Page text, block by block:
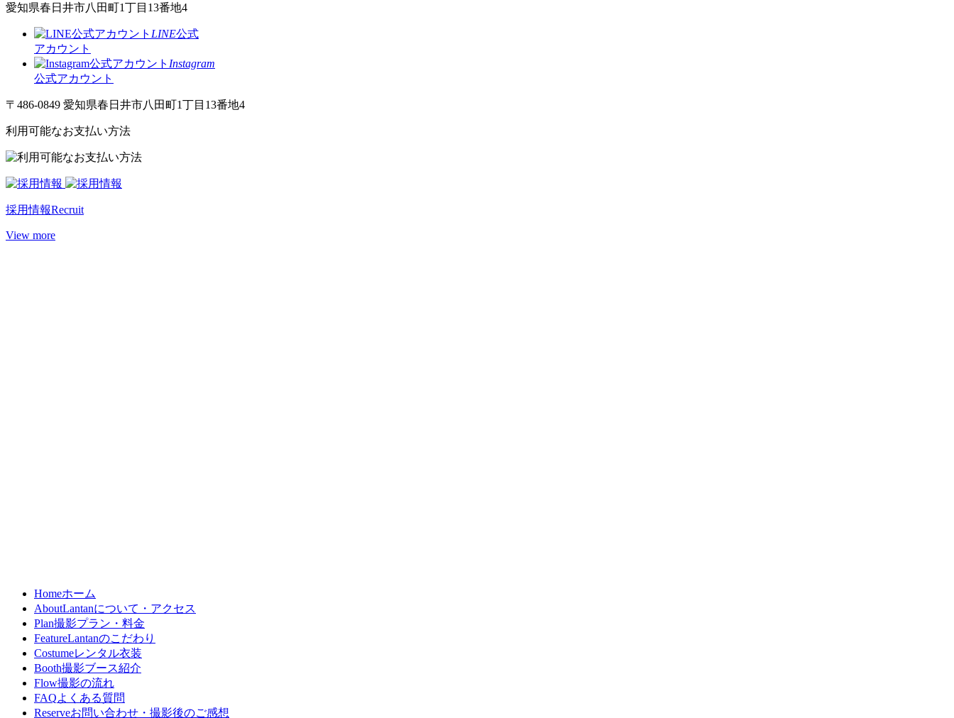
愛知県春日井市八田町1丁目13番地4
LINE公式
アカウント
Instagram
公式アカウント
〒486-0849 愛知県春日井市八田町1丁目13番地4
利用可能なお支払い方法
採用情報Recruit
View more
Homeホーム
AboutLantanについて・アクセス
Plan撮影プラン・料金
FeatureLantanのこだわり
Costumeレンタル衣装
Booth撮影ブース紹介
Flow撮影の流れ
FAQよくある質問
Reserveお問い合わせ・撮影後のご感想